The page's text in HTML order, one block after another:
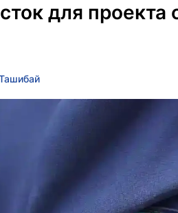
для проекта